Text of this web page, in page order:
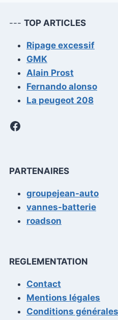
--- TOP ARTICLES
Ripage excessif
GMK
Alain Prost
Fernando alonso
La peugeot 208
Facebook
PARTENAIRES
groupejean-auto
vannes-batterie
roadson
REGLEMENTATION
Contact
Mentions légales
Conditions